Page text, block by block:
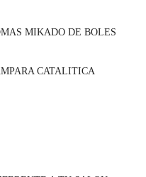
MIKADO DE BOLES
CATALITICA